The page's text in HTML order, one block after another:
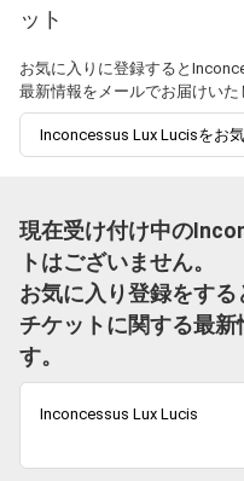
ット
お気に入りに登録すると
最新情報をメールでお届けいた
Inconcessus Lux Lucisをお
現在受け付け中の
トはございません。
お気に入り登録をす
チケットに関する最
す。
Inconcessus Lux Lucis